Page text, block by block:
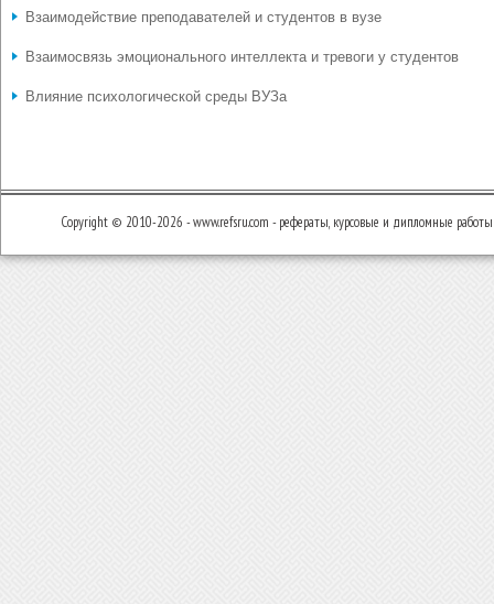
Взаимодействие преподавателей и студентов в вузе
Взаимосвязь эмоционального интеллекта и тревоги у студентов
Влияние психологической среды ВУЗа
Copyright © 2010-2026 - www.refsru.com - рефераты, курсовые и дипломные работы